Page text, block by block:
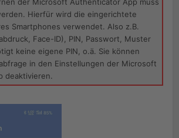
Hierfür wird die eingerichtete
Smartphones verwendet. Also z.B.
Face-ID), PIN, Passwort, Muster
keine eigene PIN, o.ä. Sie können
in den Einstellungen der Microsoft
deaktivieren.